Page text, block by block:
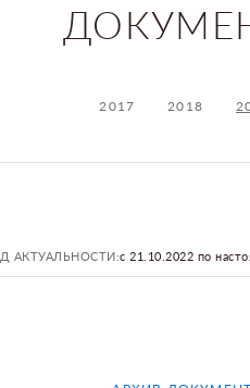
2017 2018
АКТУАЛЬНОСТИ:с 21.10.2022 по